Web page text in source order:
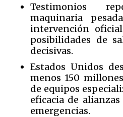
Testimonios
maquinaria
intervención
posibilidades de
decisivas.
Estados Unidos
menos 150
de equipos
eficacia de
emergencias.